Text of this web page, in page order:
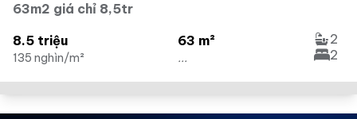
63m2 giá chỉ 8,5tr
8.5 triệu
135 nghìn/m²
63 m²
...
2
2